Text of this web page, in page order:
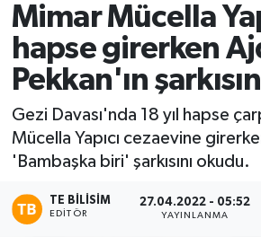
Mimar Mücella
hapse girerken
Pekkan'ın
Gezi Davası'nda 18 yıl hapse
Mücella Yapıcı cezaevine
'Bambaşka biri' şarkısını okudu.
TE BILISIM
EDITÖR
27.04.2022 - 05:52
YAYINLANMA
Süper Lig Puan Durumu ve
Tüm Manşetler
Son Dakika Haberleri
Haber Arşivi